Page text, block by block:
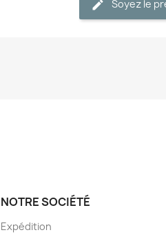
Soyez le
NOTRE SOCIÉTÉ
Expédition